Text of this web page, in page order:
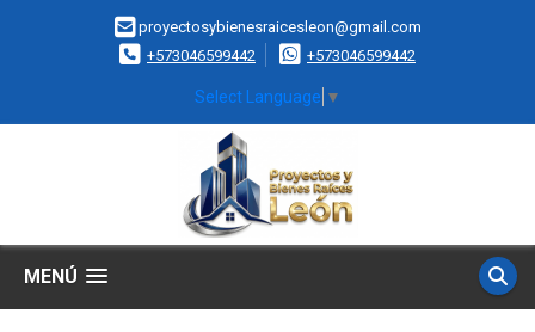
proyectosybienesraicesleon@gmail.com
+573046599442
+573046599442
Select Language ▼
MENÚ